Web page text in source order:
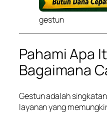
gestun
Pahami Apa
Bagaimana
Gestun adalah
layanan yang